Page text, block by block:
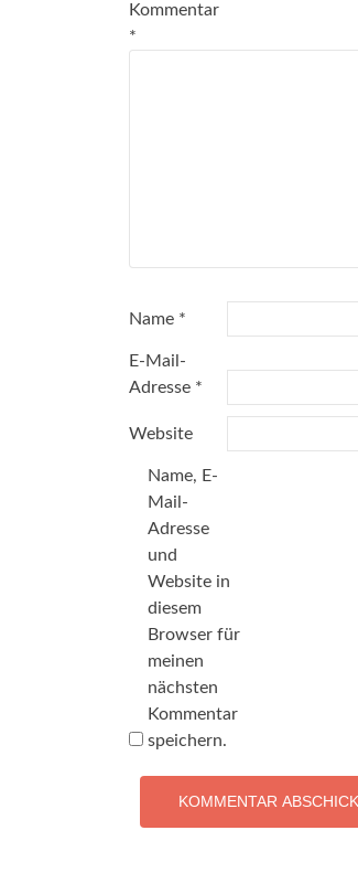
Kommentar
*
Name *
E-Mail-
Adresse *
Website
Name, E-
Mail-
Adresse
und
Website in
diesem
Browser für
meinen
nächsten
Kommentar
speichern.